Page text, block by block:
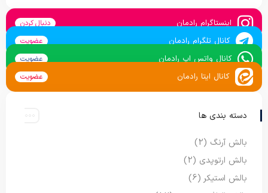
اینستاگرام رادمان دنبال کردن
کانال تلگرام رادمان عضویت
کانال واتس اپ رادمان عضویت
کانال ایتا رادمان عضویت
دسته بندی ها
بالش آرنگ (2)
بالش ارتوپدی (2)
بالش استیکر (6)